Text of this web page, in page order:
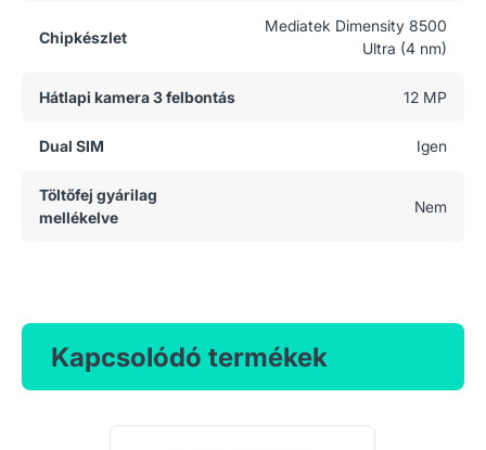
Chipkészlet
Mediatek Dimensity 8500
Ultra (4 nm)
Hátlapi kamera 3 felbontás 12 MP
Dual SIM Igen
Töltőfej gyárilag
mellékelve
Nem
Kapcsolódó termékek